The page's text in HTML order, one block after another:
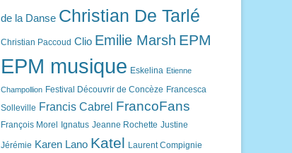
de la Danse Christian De Tarlé
Christian Paccoud Clio Emilie Marsh EPM
EPM musique Eskelina Etienne
Champollion Festival Découvrir de Concèze Francesca
Solleville Francis Cabrel FrancoFans
François Morel Ignatus Jeanne Rochette Justine
Jérémie Karen Lano Katel Laurent Compignie